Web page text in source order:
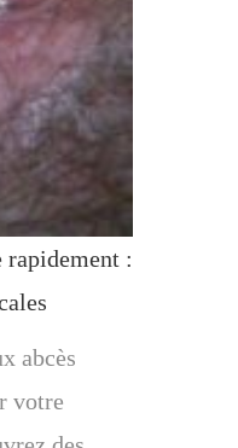
:
abcès
votre